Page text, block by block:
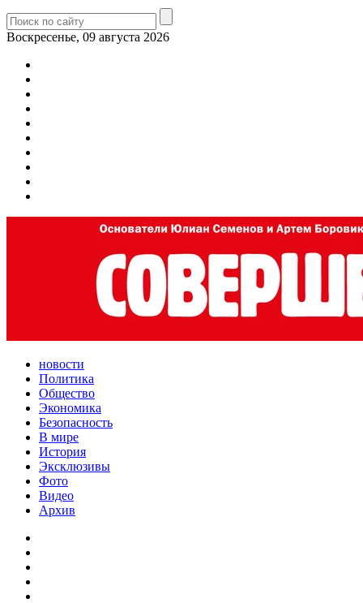
Воскресенье, 09 августа 2026
новости
Политика
Общество
Экономика
Безопасность
В мире
История
Эксклюзивы
Фото
Видео
Архив